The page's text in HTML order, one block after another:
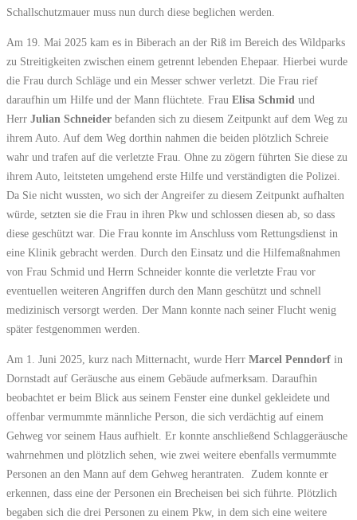
Schallschutzmauer muss nun durch diese beglichen werden.
Am 19. Mai 2025 kam es in Biberach an der Riß im Bereich des Wildparks
zu Streitigkeiten zwischen einem getrennt lebenden Ehepaar. Hierbei wurde
die Frau durch Schläge und ein Messer schwer verletzt. Die Frau rief
daraufhin um Hilfe und der Mann flüchtete. Frau Elisa Schmid und
Herr Julian Schneider befanden sich zu diesem Zeitpunkt auf dem Weg zu
ihrem Auto. Auf dem Weg dorthin nahmen die beiden plötzlich Schreie
wahr und trafen auf die verletzte Frau. Ohne zu zögern führten Sie diese zu
ihrem Auto, leitsteten umgehend erste Hilfe und verständigten die Polizei.
Da Sie nicht wussten, wo sich der Angreifer zu diesem Zeitpunkt aufhalten
würde, setzten sie die Frau in ihren Pkw und schlossen diesen ab, so dass
diese geschützt war. Die Frau konnte im Anschluss vom Rettungsdienst in
eine Klinik gebracht werden. Durch den Einsatz und die Hilfemaßnahmen
von Frau Schmid und Herrn Schneider konnte die verletzte Frau vor
eventuellen weiteren Angriffen durch den Mann geschützt und schnell
medizinisch versorgt werden. Der Mann konnte nach seiner Flucht wenig
später festgenommen werden.
Am 1. Juni 2025, kurz nach Mitternacht, wurde Herr Marcel Penndorf in
Dornstadt auf Geräusche aus einem Gebäude aufmerksam. Daraufhin
beobachtet er beim Blick aus seinem Fenster eine dunkel gekleidete und
offenbar vermummte männliche Person, die sich verdächtig auf einem
Gehweg vor seinem Haus aufhielt. Er konnte anschließend Schlaggeräusche
wahrnehmen und plötzlich sehen, wie zwei weitere ebenfalls vermummte
Personen an den Mann auf dem Gehweg herantraten. Zudem konnte er
erkennen, dass eine der Personen ein Brecheisen bei sich führte. Plötzlich
begaben sich die drei Personen zu einem Pkw, in dem sich eine weitere